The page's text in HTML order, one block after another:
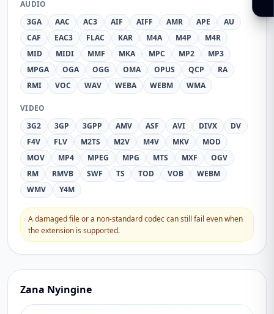
AUDIO
3GA
AAC AC3 AIF AIFF AMR APE
AU
CAF
EAC3 FLAC KAR M4A M4P
M4R
MID
MIDI MMF MKA MPC MP2
MP3
MPGA
OGA OGG OMA OPUS QCP
RA
RMI
VOC WAV WEBA WEBM WMA
VIDEO
3G2
3GP 3GPP AMV ASF AVI DIVX
DV
F4V
FLV M2TS M2V M4V MKV
MOD
MOV
MP4 MPEG MPG MTS MXF
OGV
RM
RMVB SWF TS TOD VOB
WEBM
WMV
Y4M
A damaged file or a non-standard codec can still fail even when
the extension is supported.
Zana Nyingine